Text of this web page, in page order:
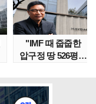
"IMF 때 줍줍한
압구정 땅 526평의